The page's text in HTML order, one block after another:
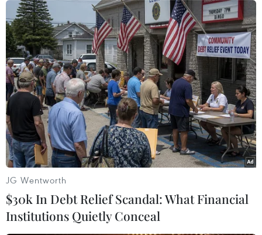
Theo dõi VietnamPlus
TIN CÙNG CHUYÊN MỤC
ASEAN Cup 2026: Truyền thông
châu Á ca ngợi chiến thắng của tuyển
07/08/2026 22:58
JG Wentworth
$30k In Debt Relief Scandal: What Financial
Institutions Quietly Conceal